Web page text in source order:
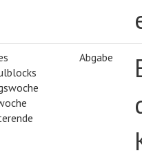
Abgabe